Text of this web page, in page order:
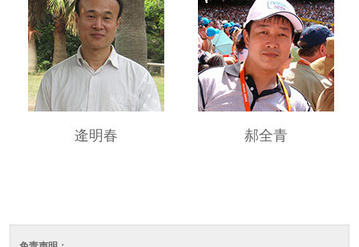
逄明春 郝全青